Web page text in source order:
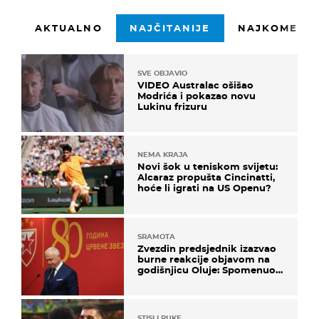
AKTUALNO NAJČITANIJE
SVE OBJAVIO
VIDEO Australac ošišao
Modrića i pokazao novu
Lukinu frizuru
NEMA KRAJA
Novi šok u teniskom svijetu:
Alcaraz propušta Cincinatti,
hoće li igrati na US Openu?
SRAMOTA
Zvezdin predsjednik izazvao
burne reakcije objavom na
godišnjicu Oluje: Spomenuo